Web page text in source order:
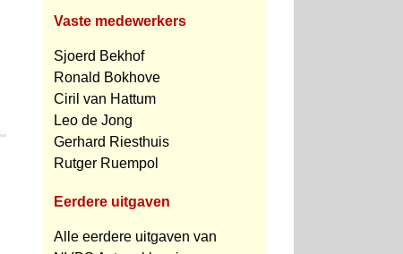
Vaste medewerkers
Sjoerd Bekhof
Ronald Bokhove
Ciril van Hattum
Leo de Jong
Gerhard Riesthuis
Rutger Ruempol
Eerdere uitgaven
Alle eerdere uitgaven van